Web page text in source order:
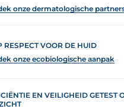
onze dermatologische
RESPECT VOOR DE HUID
onze ecobiologische aanpak
EN VEILIGHEID GETEST